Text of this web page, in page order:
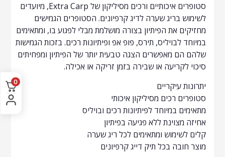
סטופרים איכותיים ורכים מסיליקון של Extra Carp, מיועדים
לשימוש בריג שערה לדיג קרפיונים. הסטופרים הגמישים
מחזיקים את הפיתיון בצורה מושלמת מבלי לפגוע בו, ומתאימים
במיוחד לבויליס, תירס, פופ אפ ופיתיונות רכים. בזכות הגמישות
שלהם הם מאפשרים הצגה טבעית יותר של הפיתיון ומפחיתים
סיכוי לקריעה או שבירה בזמן זריקה או אכילה.
יתרונות עיקריים
סטופרים רכים מסיליקון איכותי
מתאימים במיוחד לפיתיונות רכים ובויליס
אחיזה מצוינת ללא פגיעה בפיתיון
קלים לשימוש ומתאימים לכל ריג שערה
מוצר חובה בכל תיק דייג קרפיונים
0